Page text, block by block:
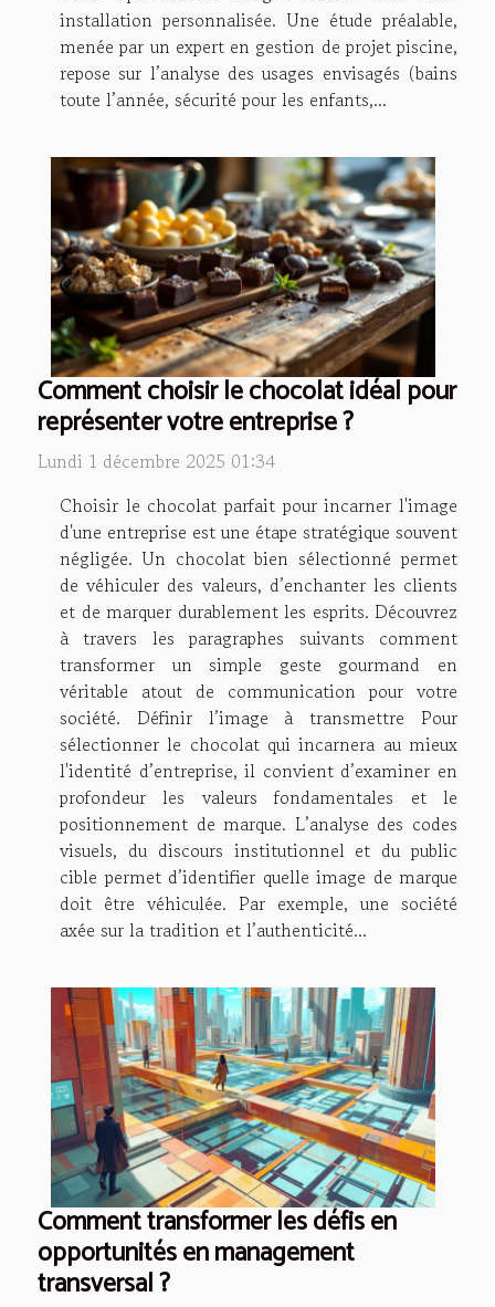
installation personnalisée. Une étude préalable,
menée par un expert en gestion de projet piscine,
repose sur l’analyse des usages envisagés (bains
toute l’année, sécurité pour les enfants,...
Comment choisir le chocolat idéal pour
représenter votre entreprise ?
Lundi 1 décembre 2025 01:34
Choisir le chocolat parfait pour incarner l'image
d'une entreprise est une étape stratégique souvent
négligée. Un chocolat bien sélectionné permet
de véhiculer des valeurs, d’enchanter les clients
et de marquer durablement les esprits. Découvrez
à travers les paragraphes suivants comment
transformer un simple geste gourmand en
véritable atout de communication pour votre
société. Définir l’image à transmettre Pour
sélectionner le chocolat qui incarnera au mieux
l'identité d’entreprise, il convient d’examiner en
profondeur les valeurs fondamentales et le
positionnement de marque. L’analyse des codes
visuels, du discours institutionnel et du public
cible permet d’identifier quelle image de marque
doit être véhiculée. Par exemple, une société
axée sur la tradition et l’authenticité...
Comment transformer les défis en
opportunités en management
transversal ?